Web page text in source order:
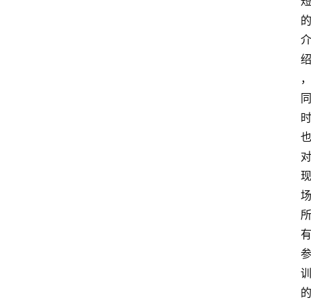
的
介
绍
，
同
时
也
对
现
场
所
有
参
训
的